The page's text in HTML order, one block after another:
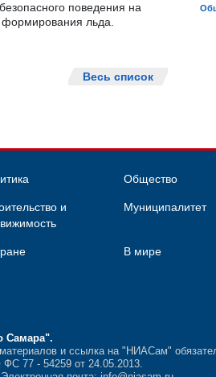
поведения на
льда.
Весь список
Общество
и
Муниципалитет
В мире
Самара".
и ссылка на "НИАСам"
77 - 54259 от 24.05.2013.